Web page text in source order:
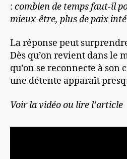
: combien de temps faut-il
mieux-être, plus de paix
La réponse peut
Dès qu’on revient dans le
qu’on se reconnecte à son
une détente apparaît
Voir la vidéo ou lire l’article